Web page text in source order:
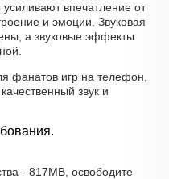
впечатление от
и эмоции. Звуковая
а звуковые эффекты
фанатов игр на телефон,
звук и
- 817MB, освободите